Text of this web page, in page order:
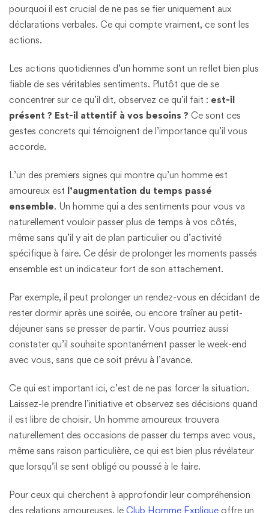
pourquoi il est crucial de ne pas se fier uniquement aux
déclarations verbales. Ce qui compte vraiment, ce sont les
actions.
Les actions quotidiennes d’un homme sont un reflet bien plus
fiable de ses véritables sentiments. Plutôt que de se
concentrer sur ce qu’il dit, observez ce qu’il fait : est-il
présent ? Est-il attentif à vos besoins ? Ce sont ces
gestes concrets qui témoignent de l’importance qu’il vous
accorde​.
L’un des premiers signes qui montre qu’un homme est
amoureux est l’augmentation du temps passé
ensemble. Un homme qui a des sentiments pour vous va
naturellement vouloir passer plus de temps à vos côtés,
même sans qu’il y ait de plan particulier ou d’activité
spécifique à faire. Ce désir de prolonger les moments passés
ensemble est un indicateur fort de son attachement.
Par exemple, il peut prolonger un rendez-vous en décidant de
rester dormir après une soirée, ou encore traîner au petit-
déjeuner sans se presser de partir. Vous pourriez aussi
constater qu’il souhaite spontanément passer le week-end
avec vous, sans que ce soit prévu à l’avance.
Ce qui est important ici, c’est de ne pas forcer la situation.
Laissez-le prendre l’initiative et observez ses décisions quand
il est libre de choisir. Un homme amoureux trouvera
naturellement des occasions de passer du temps avec vous,
même sans raison particulière, ce qui est bien plus révélateur
que lorsqu’il se sent obligé ou poussé à le faire.
Pour ceux qui cherchent à approfondir leur compréhension
des relations amoureuses, le Club Homme Explique offre un